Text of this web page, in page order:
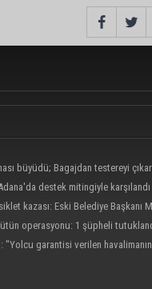
büyüdü; Bagajdan testereyi
destek mitingiyle karşılandı
kazası: Eski Belediye Başkanı
operasyonu: 1 şüpheli
"Yolcu garantisi verilen